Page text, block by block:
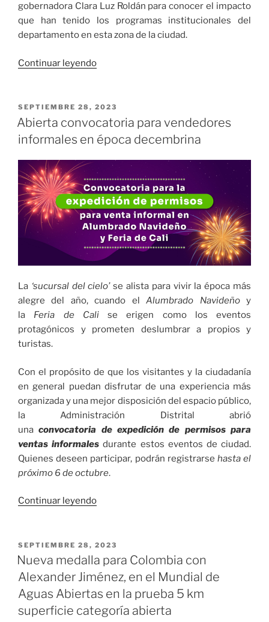
gobernadora Clara Luz Roldán para conocer el impacto
que han tenido los programas institucionales del
departamento en esta zona de la ciudad.
Continuar leyendo«En
3
de
Cali
también
se
construye
un
Valle
Invencible»
PUBLICADO
EL
SEPTIEMBRE 28, 2023
Abierta convocatoria para vendedores
informales en época decembrina
La ‘sucursal del cielo’se alista para vivir la época más
alegre del año, cuando elAlumbrado Navideñoy
la Feria de Calise erigen como los eventos
protagónicos y prometen deslumbrar a propios y
turistas.
Con el propósito de que los visitantes y la ciudadanía
en general puedan disfrutar de una experiencia más
organizada y una mejor disposición del espacio público,
la Administración Distrital abrió
unaconvocatoria de expedición de permisos para
ventas informales durante estos eventos de ciudad.
Quienes deseen participar, podrán registrarse hasta el
próximo 6 de octubre.
Continuar leyendo«Abierta
vendedores
informales
en
decembrina»
PUBLICADO
EL
SEPTIEMBRE 28, 2023
Nueva medalla para Colombia con
Alexander Jiménez, en el Mundial de
Aguas Abiertas en la prueba 5 km
superficie categoría abierta